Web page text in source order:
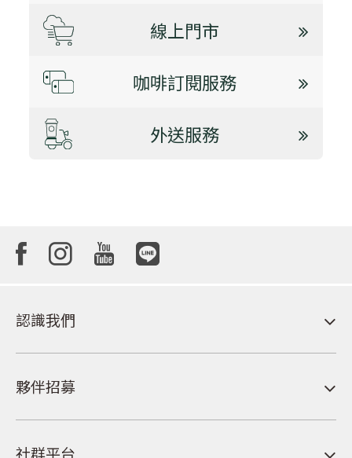
線上門市
咖啡訂閱服務
外送服務
認識我們
夥伴招募
社群平台